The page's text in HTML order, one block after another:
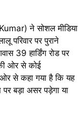
ने सोशल मीडिया
परिवार पर पुराने
39 हार्डिंग रोड पर
ओर से कोई
से कहा गया है कि यह
पर बड़ा असर पड़ेगा या